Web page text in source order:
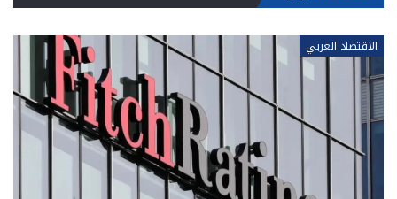
الاقتصاد العربي